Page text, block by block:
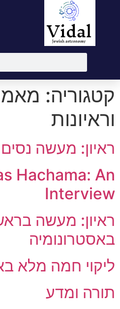
קטגוריה:
וראיונות
ראיון: מעשה נסים
Hachama: An
Interview
ראיון: מעשה
באסטרונומיה
ליקוי חמה מלא
תורה ומדע